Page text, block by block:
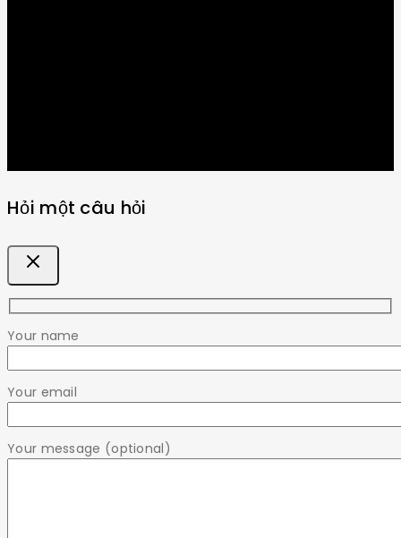
Hỏi một câu hỏi
Your name
Your email
Your message (optional)